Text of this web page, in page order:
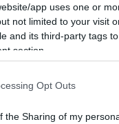
app uses one or
not limited to your visit
and its third-party tags
section.
Opt Outs
the Sharing of my